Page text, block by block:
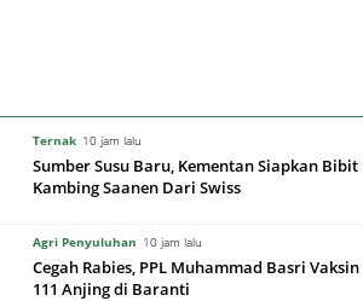
Ternak 10 jam lalu
Sumber Susu Baru, Kementan Siapkan Bibit
Kambing Saanen Dari Swiss
Agri Penyuluhan 10 jam lalu
Cegah Rabies, PPL Muhammad Basri Vaksin
111 Anjing di Baranti